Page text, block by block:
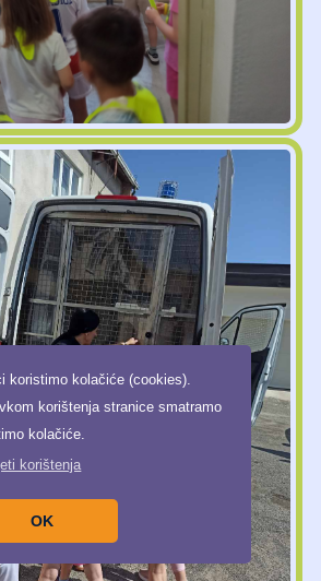
koristimo kolačiće (cookies).
korištenja stranice smatramo
kolačiće.
korištenja
OK